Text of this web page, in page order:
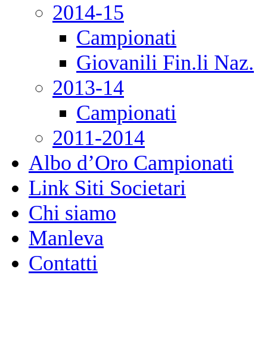
2014-15
Campionati
Giovanili Fin.li Naz.
2013-14
Campionati
2011-2014
Albo d’Oro Campionati
Link Siti Societari
Chi siamo
Manleva
Contatti